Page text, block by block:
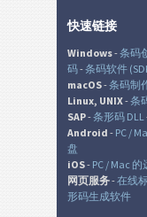
快速链接
Windows-条码
码-条码软件
macOS-条码制
Linux, UNIX-条
SAP-条形码 DLL
Android - PC /
盘
iOS- PC / Mac
网页服务-在线
形码生成软件